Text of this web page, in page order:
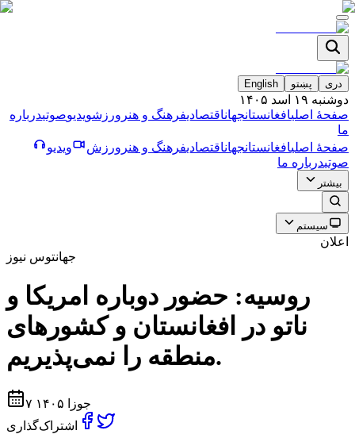
دری پښتو English
دوشنبه ۱۹ اسد ۱۴۰۵
صفحۀ اصلیافغانستانجهاناقتصادیفرهنگ و هنر ورزشویدیوصوتیدرباره
ما
صفحۀ اصلیافغانستانجهاناقتصادیفرهنگ و هنر ورزش
ویدیو
صوتیدرباره ما
بیشتر
سیستم
اعلان
جهانتوس نیوز
روسیه: حضور دوباره امریکا و
ناتو در افغانستان و کشورهای
منطقه را نمی‌پذیریم.
۷ جوزا ۱۴۰۵
اشتراک‌گذاری